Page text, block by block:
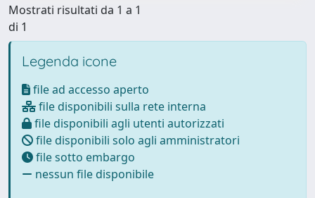
Mostrati risultati da 1 a 1
di 1
Legenda icone
file ad accesso aperto
file disponibili sulla rete interna
file disponibili agli utenti autorizzati
file disponibili solo agli amministratori
file sotto embargo
nessun file disponibile